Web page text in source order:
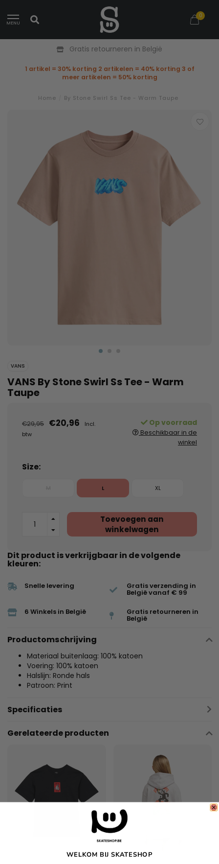
MENU
0
Gratis retourneren in België
1 artikel = 30% korting 2 artikelen = 40% korting 3 of
meer artikelen = 50% korting
Home By Stone Swirl Ss Tee - Warm Taupe
VANS
VANS By Stone Swirl Ss Tee - Warm
Taupe
€29,95 €20,96
Incl.
btw
Op voorraad
Beschikbaar in de
winkel
Size:
L XL
Toevoegen aan
winkelwagen
Dit product is verkrijgbaar in de volgende
kleuren:
Snelle levering Gratis verzending in
België vanaf € 99
6 Winkels in België Gratis retourneren in
België
Productomschrijving
Materiaal buitenlaag: 100% katoen
Voering: 100% katoen
Halslijn: Ronde hals
Patroon: Print
Specificaties
Gerelateerde producten
WELKOM BIJ SKATESHOP